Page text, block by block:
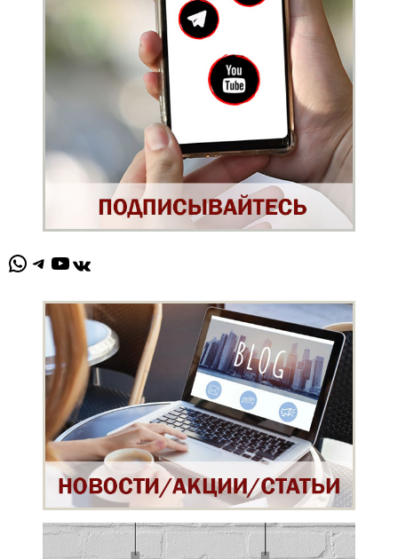
WhatsApp Telegram YouTube ВКонтакте